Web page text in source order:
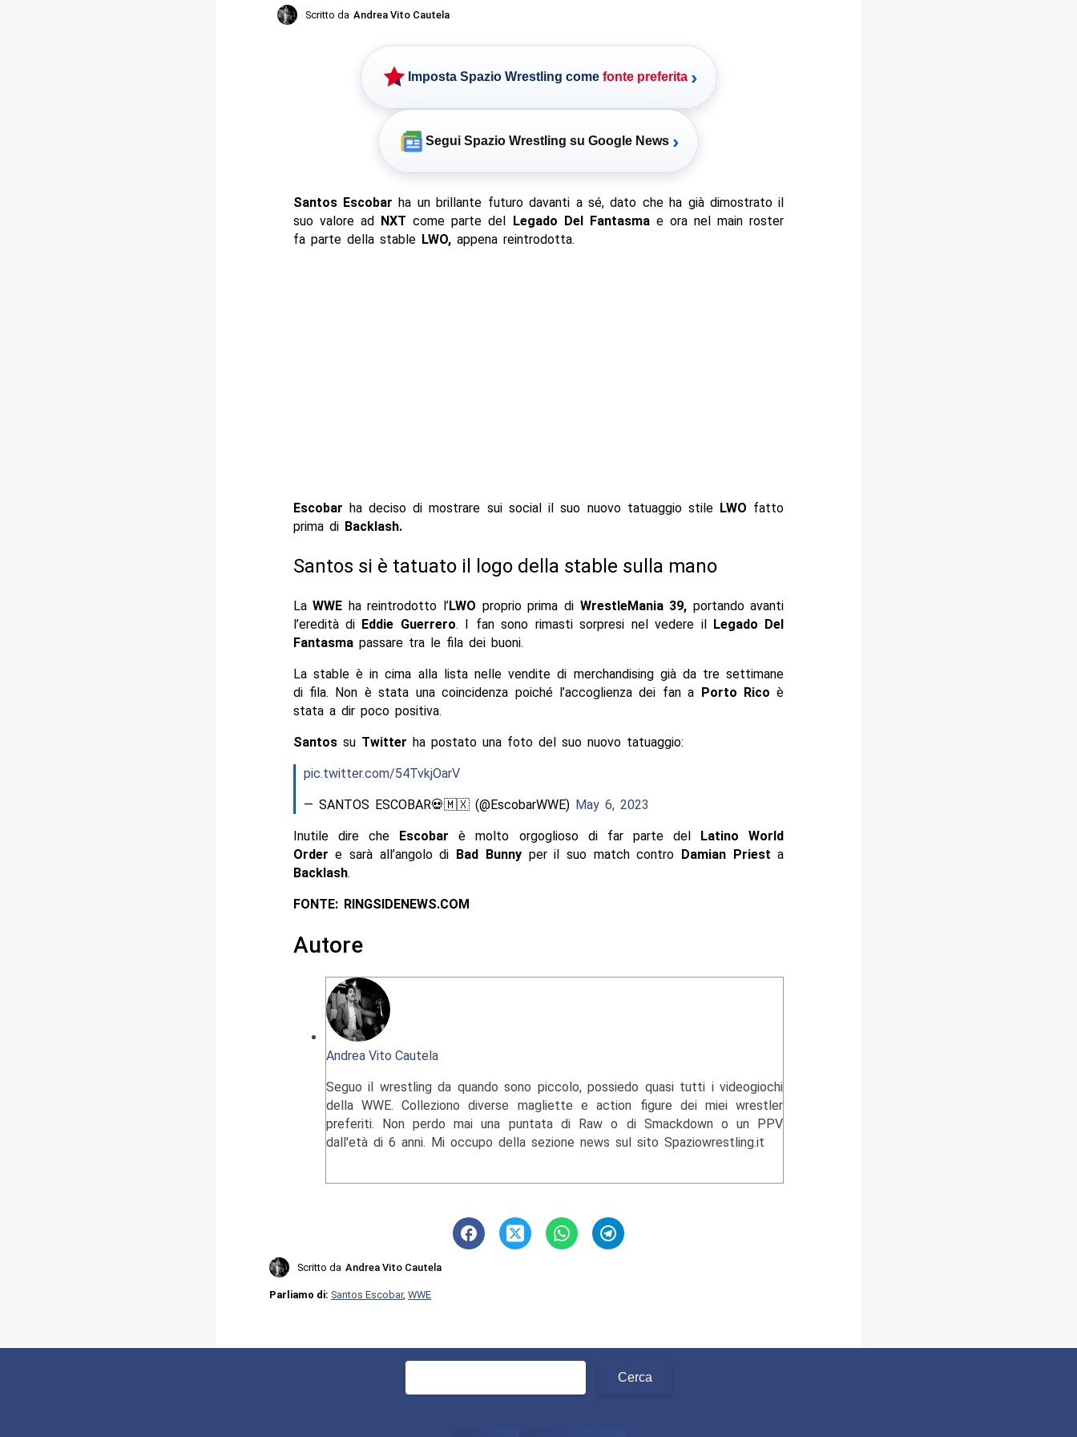
Scritto da Andrea Vito Cautela
Imposta Spazio Wrestling come fonte preferita ›
Segui Spazio Wrestling su Google News ›
Santos Escobar ha un brillante futuro davanti a sé, dato che ha già dimostrato il
suo valore ad NXT come parte del Legado Del Fantasma e ora nel main roster
fa parte della stable LWO, appena reintrodotta.
Escobar ha deciso di mostrare sui social il suo nuovo tatuaggio stile LWO fatto
prima di Backlash.
Santos si è tatuato il logo della stable sulla mano
LaWWE ha reintrodotto l’LWO proprio prima di WrestleMania 39, portando avanti
l’eredità di Eddie Guerrero. I fan sono rimasti sorpresi nel vedere il Legado Del
Fantasmapassare tra le fila dei buoni.
La stable è in cima alla lista nelle vendite di merchandising già da tre settimane
di fila. Non è stata una coincidenza poiché l’accoglienza dei fan a Porto Rico è
stata a dir poco positiva.
Santossu Twitter ha postato una foto del suo nuovo tatuaggio:
pic.twitter.com/54TvkjOarV
— SANTOS ESCOBAR💀🇲🇽 (@EscobarWWE) May 6, 2023
Inutile dire che Escobar è molto orgoglioso di far parte del Latino World
Order e sarà all’angolo di Bad Bunny per il suo match contro Damian Priest a
Backlash.
FONTE: RINGSIDENEWS.COM
Autore
Andrea Vito Cautela
Seguo il wrestling da quando sono piccolo, possiedo quasi tutti i videogiochi
della WWE. Colleziono diverse magliette e action figure dei miei wrestler
preferiti. Non perdo mai una puntata di Raw o di Smackdown o un PPV
dall'età di 6 anni. Mi occupo della sezione news sul sito Spaziowrestling.it
Scritto da Andrea Vito Cautela
Parliamo di: Santos Escobar, WWE
Ricerca